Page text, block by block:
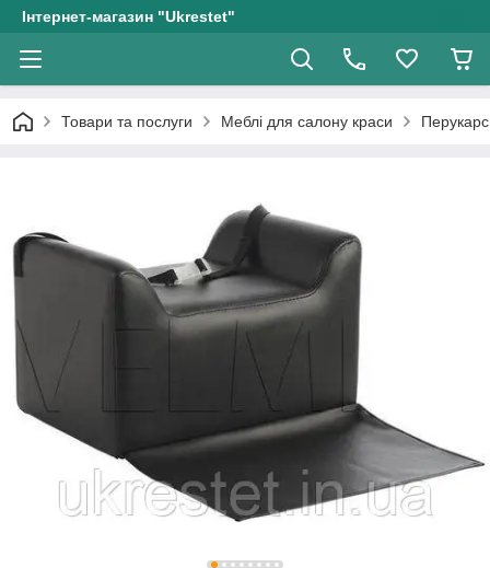
Інтернет-магазин "Ukrestet"
Товари та послуги Меблі для салону краси